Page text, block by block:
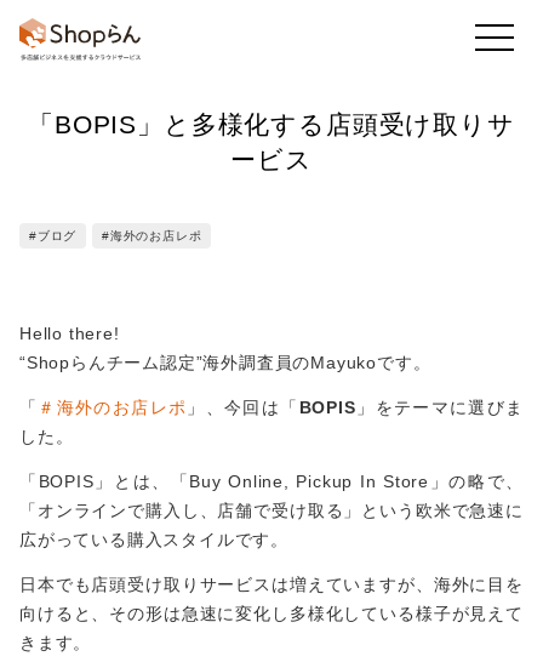
お知らせ 店舗のToDo 回答・アンケート
かんたん集計
フレッシュマニュアル
他の機能も
「BOPIS」と多様化する店頭受け取りサ
ービス
#ブログ #海外のお店レポ
Hello there!
“Shopらんチーム認定”海外調査員のMayukoです。
「 ＃海外のお店レポ 」、今回は「 BOPIS 」をテーマに選びま
した。
「BOPIS」とは、「Buy Online, Pickup In Store」の略で、
「オンラインで購入し、店舗で受け取る」という欧米で急速に
広がっている購入スタイルです。
日本でも店頭受け取りサービスは増えていますが、海外に目を
向けると、その形は急速に変化し多様化している様子が見えて
きます。